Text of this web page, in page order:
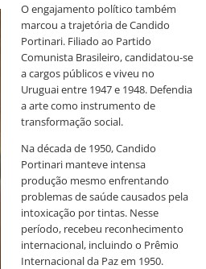
O engajamento político também
marcou a trajetória de Candido
Portinari. Filiado ao Partido
Comunista Brasileiro, candidatou-se
a cargos públicos e viveu no
Uruguai entre 1947 e 1948. Defendia
a arte como instrumento de
transformação social.
Na década de 1950, Candido
Portinari manteve intensa
produção mesmo enfrentando
problemas de saúde causados pela
intoxicação por tintas. Nesse
período, recebeu reconhecimento
internacional, incluindo o Prêmio
Internacional da Paz em 1950.